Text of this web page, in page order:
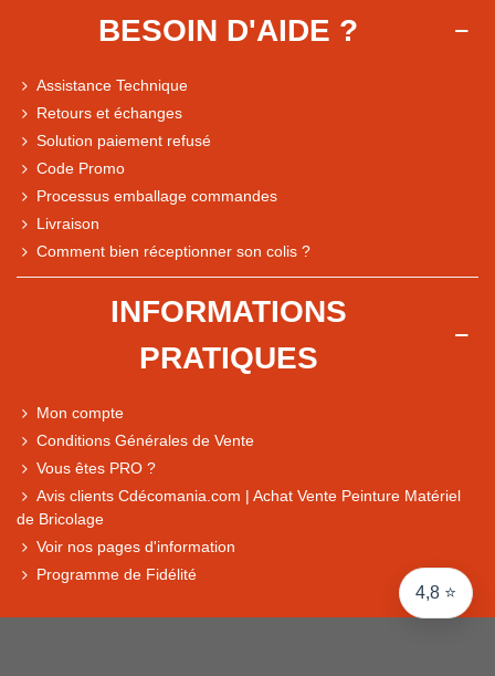
4,8 ⭐
Comparaison des performances du magasin
Express, Chez vous, Point relais, Retrait magasin
BESOIN D'AIDE ?
Assistance Technique
Retours et échanges
Solution paiement refusé
Code Promo
Processus emballage commandes
Livraison
Comment bien réceptionner son colis ?
INFORMATIONS
PRATIQUES
Mon compte
Conditions Générales de Vente
Vous êtes PRO ?
Avis clients Cdécomania.com | Achat Vente Peinture Matériel
de Bricolage
Voir nos pages d'information
Programme de Fidélité